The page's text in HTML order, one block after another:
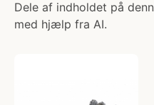
Dele af indholdet på
med hjælp fra AI.